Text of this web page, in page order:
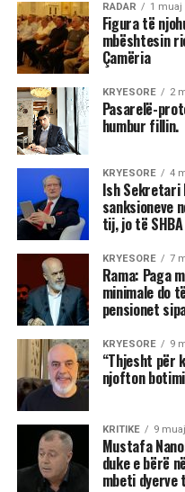
RADAR 1 muaj
Figura të
mbështesin
Çamëria
KRYESORE 2
Pasarelë-
humbur fillin.
KRYESORE 4
Ish Sekretari
sanksioneve
tij, jo të SHBA
KRYESORE 7
Rama: Paga
minimale do
pensionet
KRYESORE 9
“Thjesht për
njofton
KRITIKE 9
Mustafa
duke e bërë
mbeti